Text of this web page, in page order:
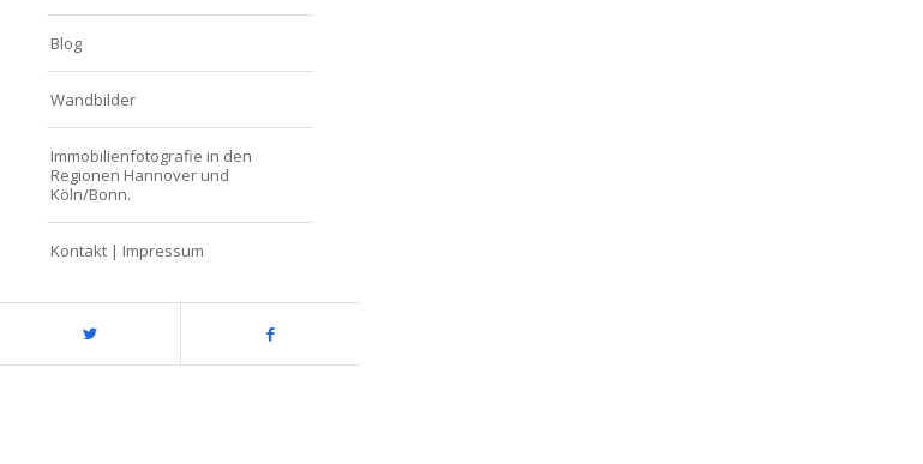
Blog
Wandbilder
Immobilienfotografie in den
Regionen Hannover und
Köln/Bonn.
Kontakt | Impressum